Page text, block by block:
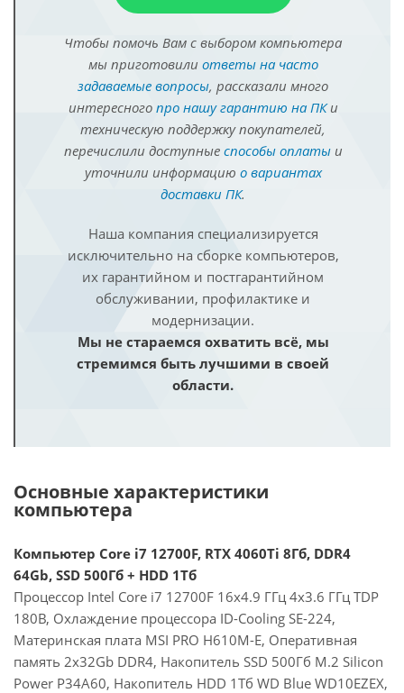
Чтобы помочь Вам с выбором компьютера
мы приготовили ответы на часто
задаваемые вопросы, рассказали много
интересного про нашу гарантию на ПКи
техническую поддержку покупателей,
перечислили доступные способы оплатыи
уточнили информацию о вариантах
доставки ПК.
Наша компания специализируется
исключительно на сборке компьютеров,
их гарантийном и постгарантийном
обслуживании, профилактике и
модернизации.
Мы не стараемся охватить всё, мы
стремимся быть лучшими в своей
области.
Основные характеристики
компьютера
Компьютер Core i7 12700F, RTX 4060Ti 8Гб, DDR4
64Gb, SSD 500Гб + HDD 1Тб
Процессор Intel Core i7 12700F 16x4.9 ГГц 4x3.6 ГГц TDP
180В, Охлаждение процессора ID-Cooling SE-224,
Материнская плата MSI PRO H610M-E, Оперативная
память 2x32Gb DDR4, Накопитель SSD 500Гб M.2 Silicon
Power P34A60, Накопитель HDD 1Тб WD Blue WD10EZEX,